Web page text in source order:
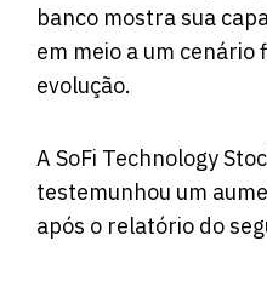
banco mostra sua
em meio a um
evolução.
A SoFi Technology
testemunhou um
após o relatório do